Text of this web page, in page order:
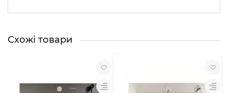
Схожі товари